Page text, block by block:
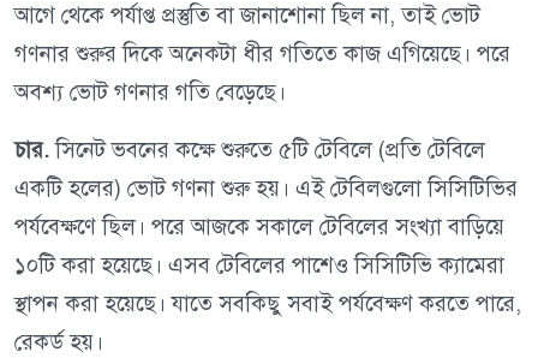
আগে থেকে পর্যাপ্ত প্রস্তুতি বা জানাশোনা ছিল না, তাই ভোট
গণনার শুরুর দিকে অনেকটা ধীর গতিতে কাজ এগিয়েছে। পরে
অবশ্য ভোট গণনার গতি বেড়েছে।
চার.সিনেট ভবনের কক্ষে শুরুতে ৫টি টেবিলে (প্রতি টেবিলে
একটি হলের) ভোট গণনা শুরু হয়। এই টেবিলগুলো সিসিটিভির
পর্যবেক্ষণে ছিল। পরে আজকে সকালে টেবিলের সংখ্যা বাড়িয়ে
১০টি করা হয়েছে। এসব টেবিলের পাশেও সিসিটিভি ক্যামেরা
স্থাপন করা হয়েছে। যাতে সবকিছু সবাই পর্যবেক্ষণ করতে পারে,
রেকর্ড হয়।